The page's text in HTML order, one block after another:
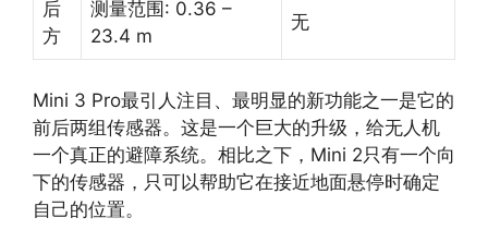
后
方
测量范围: 0.36 –
23.4 m
无
Mini 3 Pro最引人注目、最明显的新功能之一是它的
前后两组传感器。这是一个巨大的升级，给无人机
一个真正的避障系统。相比之下，Mini 2只有一个向
下的传感器，只可以帮助它在接近地面悬停时确定
自己的位置。